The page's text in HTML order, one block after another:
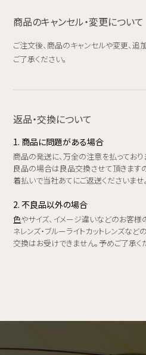
商品のキャンセル・変更について
ご注文後、商品のキャンセルや変更、追
ご了承ください。
返品・交換について
1. 商品に問題がある場合
商品の発送に、万全の注意を払ってお
良品の場合は良品交換させて頂きます
着払いで当社あてにご返送くださいませ
2. 不良品以外の場合
色やサイズ、イメージ違いなどのお客
ネレンズ・ブルーライトカットレンズな
交換はお受けできません。予めご了承く